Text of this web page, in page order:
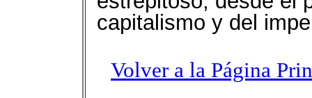
capitalismo y del
Volver a la Página